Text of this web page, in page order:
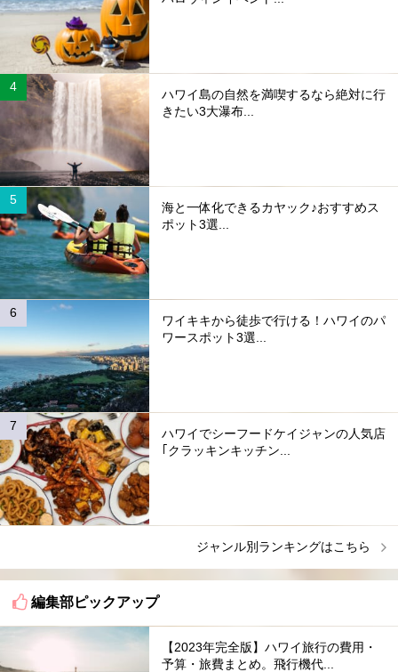
ハワイ島の自然を満喫するなら絶対に行
きたい3大瀑布...
海と一体化できるカヤック♪おすすめス
ポット3選...
ワイキキから徒歩で行ける！ハワイのパ
ワースポット3選...
ハワイでシーフードケイジャンの人気店
｢クラッキンキッチン...
ジャンル別ランキングはこちら
編集部ピックアップ
【2023年完全版】ハワイ旅行の費用・
予算・旅費まとめ。飛行機代...